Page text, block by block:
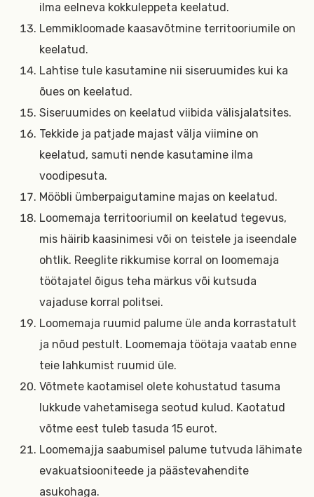
ilma eelneva kokkuleppeta keelatud.
Lemmikloomade kaasavõtmine territooriumile on
keelatud.
Lahtise tule kasutamine nii siseruumides kui ka
õues on keelatud.
Siseruumides on keelatud viibida välisjalatsites.
Tekkide ja patjade majast välja viimine on
keelatud, samuti nende kasutamine ilma
voodipesuta.
Mööbli ümberpaigutamine majas on keelatud.
Loomemaja territooriumil on keelatud tegevus,
mis häirib kaasinimesi või on teistele ja iseendale
ohtlik. Reeglite rikkumise korral on loomemaja
töötajatel õigus teha märkus või kutsuda
vajaduse korral politsei.
Loomemaja ruumid palume üle anda korrastatult
ja nõud pestult. Loomemaja töötaja vaatab enne
teie lahkumist ruumid üle.
Võtmete kaotamisel olete kohustatud tasuma
lukkude vahetamisega seotud kulud. Kaotatud
võtme eest tuleb tasuda 15 eurot.
Loomemajja saabumisel palume tutvuda lähimate
evakuatsiooniteede ja päästevahendite
asukohaga.